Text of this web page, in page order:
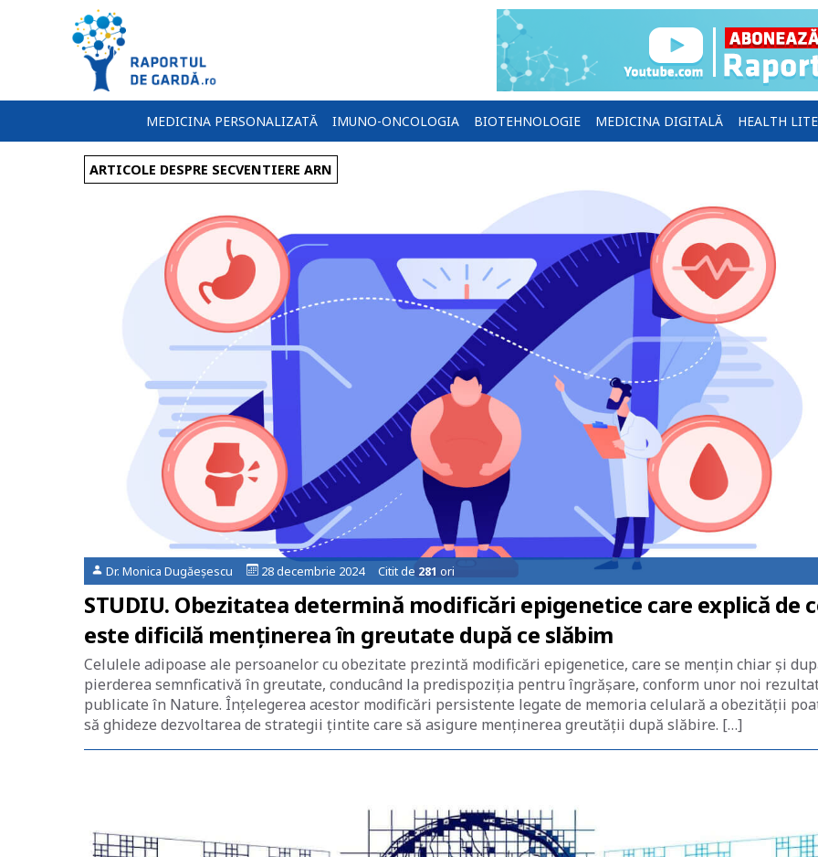
MEDICINA PERSONALIZATĂ IMUNO-ONCOLOGIA BIOTEHNOLOGIE MEDICINA DIGITALĂ HEALTH
ARTICOLE DESPRE SECVENTIERE ARN
Dr. Monica Dugăeșescu 28 decembrie 2024 Citit de 281 ori
STUDIU. Obezitatea determină modificări epigenetice care explică de
este dificilă menţinerea în greutate după ce slăbim
Celulele adipoase ale persoanelor cu obezitate prezintă modificări epigenetice, care se menţin chiar şi
pierderea semnficativă în greutate, conducând la predispoziţia pentru îngrăşare, conform unor noi
publicate în Nature. Înţelegerea acestor modificări persistente legate de memoria celulară a obezităţii
să ghideze dezvoltarea de strategii ţintite care să asigure menţinerea greutăţii după slăbire. […]